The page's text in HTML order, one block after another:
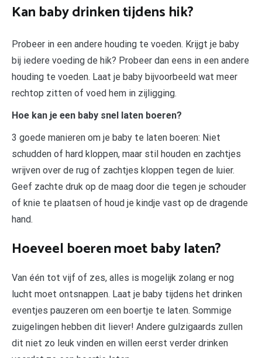
Kan baby drinken tijdens hik?
Probeer in een andere houding te voeden. Krijgt je baby
bij iedere voeding de hik? Probeer dan eens in een andere
houding te voeden. Laat je baby bijvoorbeeld wat meer
rechtop zitten of voed hem in zijligging.
Hoe kan je een baby snel laten boeren?
3 goede manieren om je baby te laten boeren: Niet
schudden of hard kloppen, maar stil houden en zachtjes
wrijven over de rug of zachtjes kloppen tegen de luier.
Geef zachte druk op de maag door die tegen je schouder
of knie te plaatsen of houd je kindje vast op de dragende
hand.
Hoeveel boeren moet baby laten?
Van één tot vijf of zes, alles is mogelijk zolang er nog
lucht moet ontsnappen. Laat je baby tijdens het drinken
eventjes pauzeren om een boertje te laten. Sommige
zuigelingen hebben dit liever! Andere gulzigaards zullen
dit niet zo leuk vinden en willen eerst verder drinken